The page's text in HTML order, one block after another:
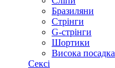
Бразиляни
Стрінги
G-стрінги
Шортики
Висока посадка
Сексі